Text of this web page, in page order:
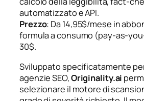
automatizzato e API.
Prezzo: Da 14,95$/mese in
formula a consumo (pay-as-
30$.
Sviluppato specificatamente
agenzie SEO,Originality.ai
selezionare il motore di